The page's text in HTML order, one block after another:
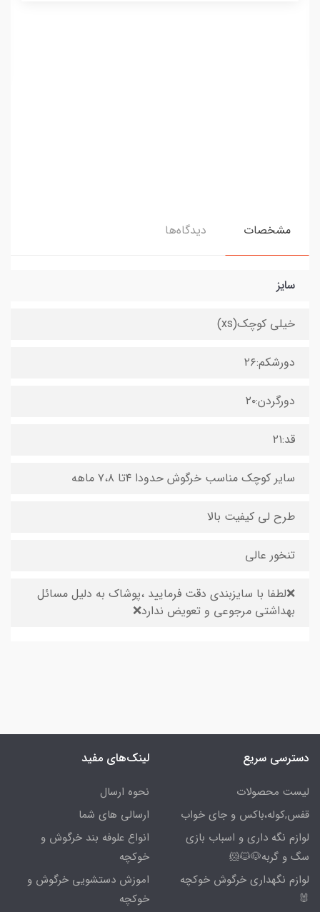
مشخصات دیدگاه‌ها
سایز
خیلی کوچک(xs)
دورشکم:۲۶
دورگردن:۲۰
قد:۲۱
سایر کوچک مناسب خرگوش حدودا ۴تا ۷،۸ ماهه
طرح لی کیفیت بالا
تنخور عالی
❌لطفا با سایزبندی دقت فرمایید ،پوشاک به دلیل مسائل
بهداشتی مرجوعی و تعویض ندارد❌
دسترسی سریع
لیست محصولات
قفس,کوله،باکس و جای خواب
لوازم نگه داری و اسباب بازی
سگ و گربه🐶🐱🐹
لوازم نگهداری خرگوش خوکچه
🐰
لینک‌های مفید
نحوه ارسال
ارسالی های شما
انواع علوفه بند خرگوش و
خوکچه
اموزش دستشویی خرگوش و
خوکچه